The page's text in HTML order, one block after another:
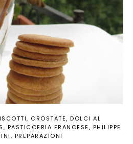
CROSTATE DOLCI AL
PASTICCERIA FRANCESE
PHILIPPE
PREPARAZIONI